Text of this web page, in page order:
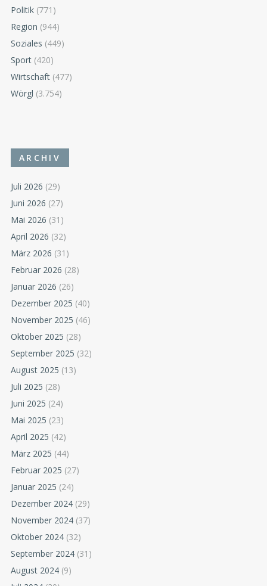
Politik (771)
Region (944)
Soziales (449)
Sport (420)
Wirtschaft (477)
Wörgl (3.754)
ARCHIV
Juli 2026 (29)
Juni 2026 (27)
Mai 2026 (31)
April 2026 (32)
März 2026 (31)
Februar 2026 (28)
Januar 2026 (26)
Dezember 2025 (40)
November 2025 (46)
Oktober 2025 (28)
September 2025 (32)
August 2025 (13)
Juli 2025 (28)
Juni 2025 (24)
Mai 2025 (23)
April 2025 (42)
März 2025 (44)
Februar 2025 (27)
Januar 2025 (24)
Dezember 2024 (29)
November 2024 (37)
Oktober 2024 (32)
September 2024 (31)
August 2024 (9)